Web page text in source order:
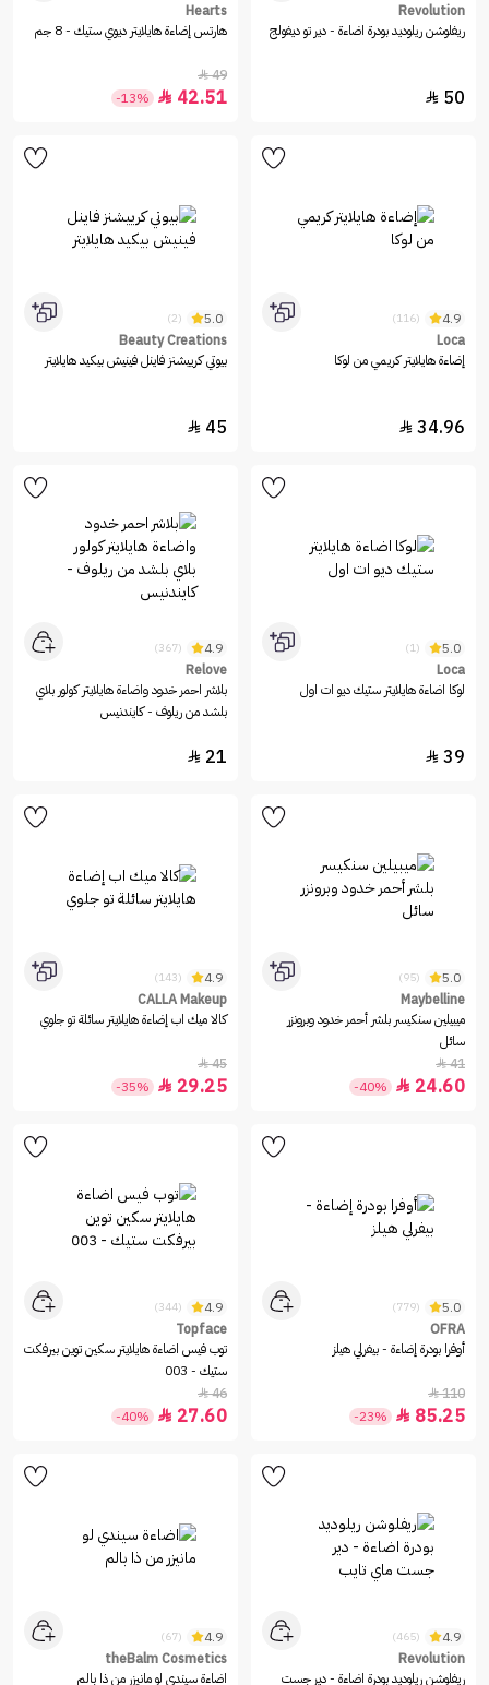
Revolution
ريفلوشن ريلوديد بودرة اضاءة - دير تو ديفولج
50

Hearts
هارتس إضاءة هايلايتر ديوي ستيك - 8 جم
49

42.51

-13%
4.9
(116)
Loca
إضاءة هايلايتر كريمي من لوكا
34.96

5.0
(2)
Beauty Creations
بيوتي كرييشنز فاينل فينيش بيكيد هايلايتر
45

5.0
(1)
Loca
لوكا اضاءة هايلايتر ستيك ديو ات اول
39

4.9
(367)
Relove
بلاشر احمر خدود واضاءة هايلايتر كولور بلاي
بلشد من ريلوف - كايندنيس
21

5.0
(95)
Maybelline
ميبيلين سنكيسر بلشر أحمر خدود وبرونزر
سائل
41

24.60

-40%
4.9
(143)
CALLA Makeup
كالا ميك اب إضاءة هايلايتر سائلة تو جلوي
45

29.25

-35%
5.0
(779)
OFRA
أوفرا بودرة إضاءة - بيفرلي هيلز
110

85.25

-23%
4.9
(344)
Topface
توب فيس اضاءة هايلايتر سكين توين بيرفكت
ستيك - 003
46

27.60

-40%
4.9
(465)
Revolution
ريفلوشن ريلوديد بودرة اضاءة - دير جست
4.9
(67)
theBalm Cosmetics
اضاءة سيندي لو مانيزر من ذا بالم